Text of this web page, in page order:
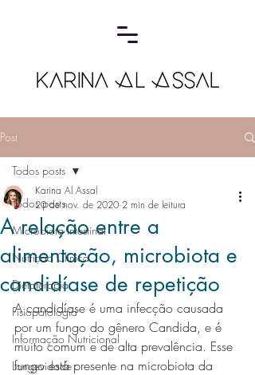
Post
Todos posts
Microbiota Intestinal
Nutrição Clínica
Dietoterapia
Fisiopatologia
Informação Nutricional
Longevidade
Todos posts
A relação entre a
alimentação, microbiota e
candidíase de repetição
Karina Al Assal
20 de nov. de 2020 2 min de leitura
A candidíase é uma infecção causada
por um fungo do gênero Candida, e é
muito comum e de alta prevalência. Esse
fungo está presente na microbiota da